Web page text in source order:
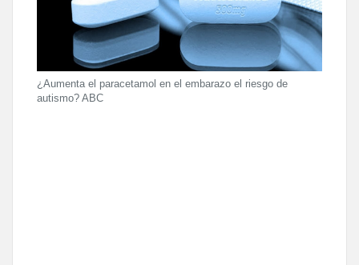
¿Aumenta el paracetamol en el embarazo el riesgo de
autismo? ABC